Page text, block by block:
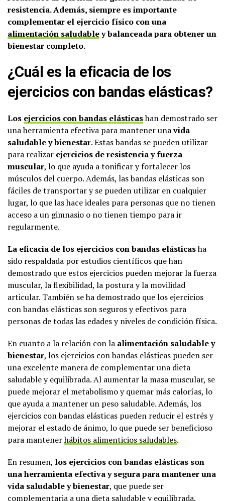
resistencia. Además, siempre es importante
complementar el ejercicio físico con una
alimentación saludabley balanceada para obtener un
bienestar completo.
¿Cuál es la eficacia de los
ejercicios con bandas elásticas?
Los ejercicios con bandas elásticashan demostrado ser
una herramienta efectiva para mantener unavida
saludable y bienestar. Estas bandas se pueden utilizar
para realizar ejercicios de resistencia y fuerza
muscular, lo que ayuda a tonificar y fortalecer los
músculos del cuerpo. Además, las bandas elásticas son
fáciles de transportar y se pueden utilizar en cualquier
lugar, lo que las hace ideales para personas que no tienen
acceso a un gimnasio o no tienen tiempo para ir
regularmente.
La eficacia de los ejercicios con bandas elásticasha
sido respaldada por estudios científicos que han
demostrado que estos ejercicios pueden mejorar la fuerza
muscular, la flexibilidad, la postura y la movilidad
articular. También se ha demostrado que los ejercicios
con bandas elásticas son seguros y efectivos para
personas de todas las edades y niveles de condición física.
En cuanto a la relación con la alimentación saludable y
bienestar, los ejercicios con bandas elásticas pueden ser
una excelente manera de complementar una dieta
saludable y equilibrada. Al aumentar la masa muscular, se
puede mejorar el metabolismo y quemar más calorías, lo
que ayuda a mantener un peso saludable. Además, los
ejercicios con bandas elásticas pueden reducir el estrés y
mejorar el estado de ánimo, lo que puede ser beneficioso
para mantenerhábitos alimenticios saludables.
En resumen, los ejercicios con bandas elásticas son
una herramienta efectiva y segura para mantener una
vida saludable y bienestar, que puede ser
complementaria a una dieta saludable y equilibrada.